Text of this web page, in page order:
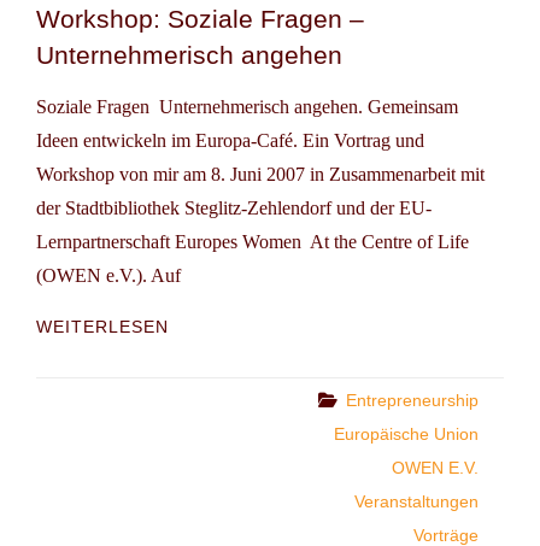
Workshop: Soziale Fragen –
Unternehmerisch angehen
Soziale Fragen  Unternehmerisch angehen. Gemeinsam
Ideen entwickeln im Europa-Café. Ein Vortrag und
Workshop von mir am 8. Juni 2007 in Zusammenarbeit mit
der Stadtbibliothek Steglitz-Zehlendorf und der EU-
Lernpartnerschaft Europes Women  At the Centre of Life
(OWEN e.V.). Auf
WEITERLESEN
Categories
Entrepreneurship
Europäische Union
OWEN E.V.
Veranstaltungen
Vorträge